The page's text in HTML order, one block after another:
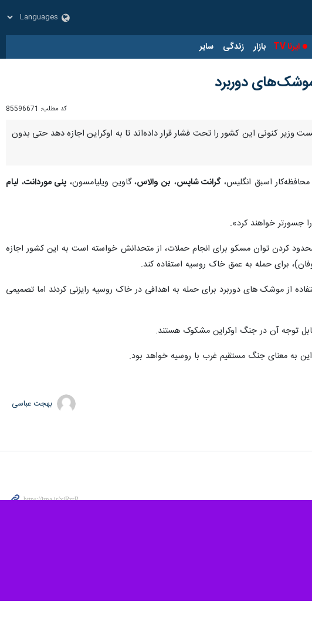
ایرنا TV بازار زندگی سایر
موشک‌های دوربرد
کد مطلب: 85596671
کنونی این کشور را تحت فشار قرار داده‌اند تا به اوکراین اجازه دهد حتی بدون
اسبق انگلیس،گرانت شاپس، بن والاس، گاوین ویلیامسون، پنی موردانت، لیام
جسورتر خواهند کرد».
کردن توان مسکو برای انجام حملات، از متحدانش خواسته است به این کشور اجازه
از موشک های دوربرد برای حمله به اهدافی در خاک روسیه رایزنی کردند اما تصمیمی
قابل توجه آن در جنگ اوکراین مشکوک هستند.
به معنای جنگ مستقیم غرب با روسیه خواهد بود.
بهجت عباسی